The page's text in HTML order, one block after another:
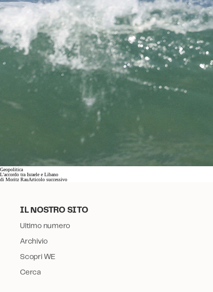
Geopolitica
L'accordo tra Israele e Libano
di Moritz RauArticolo successivo
IL NOSTRO SITO
Ultimo numero
Archivio
Scopri WE
Cerca